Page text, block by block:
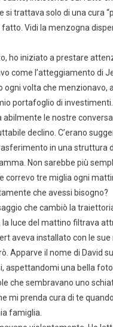
si trattava solo di una cura
Vidi la menzogna
ho iniziato a prestare
come l’atteggiamento di
ogni volta che menzionavo,
portafoglio di
abilmente le nostre
declino. C’erano
in una struttura
Non sarebbe più
correvo tre miglia ogni
che avessi bisogno?
che cambiò la
la luce del mattino filtrava
aveva installato con le sue
Apparve il nome di David
aspettandomi una bella foto
che sembravano uno
mi prenda cura di te
famiglia.